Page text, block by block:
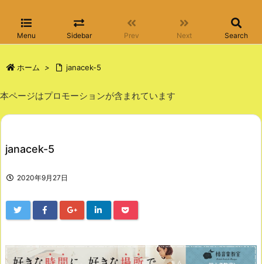
Menu Sidebar Prev Next Search
ホーム > janacek-5
本ページはプロモーションが含まれています
janacek-5
2020年9月27日